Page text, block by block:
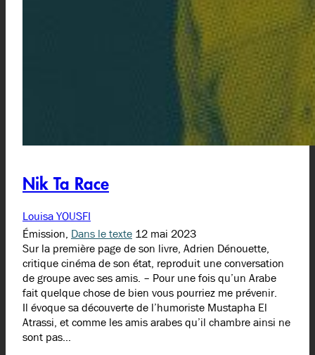
Nik Ta Race
Louisa YOUSFI
Émission, Dans le texte 12 mai 2023
Sur la première page de son livre, Adrien Dénouette,
critique cinéma de son état, reproduit une conversation
de groupe avec ses amis. – Pour une fois qu’un Arabe
fait quelque chose de bien vous pourriez me prévenir.
Il évoque sa découverte de l’humoriste Mustapha El
Atrassi, et comme les amis arabes qu’il chambre ainsi ne
sont pas…